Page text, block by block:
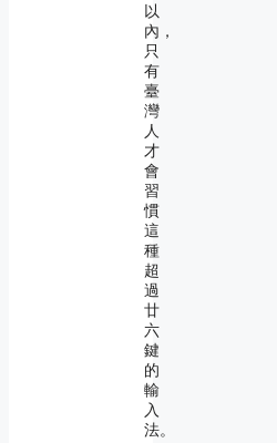
以
內，
只
有
臺
灣
人
才
會
習
慣
這
種
超
過
廿
六
鍵
的
輸
入
法。